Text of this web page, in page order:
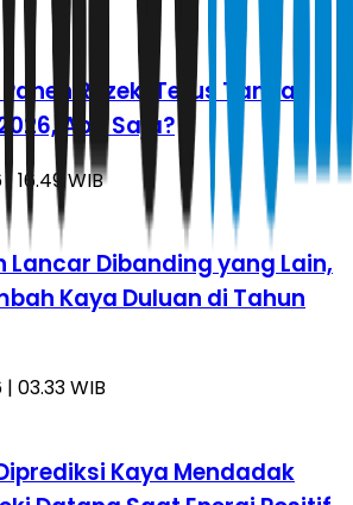
Rezeki Terus Tanpa
Apa Saja?
16.49 WIB
Lancar Dibanding yang Lain,
Kaya Duluan di Tahun
03.33 WIB
Kaya Mendadak